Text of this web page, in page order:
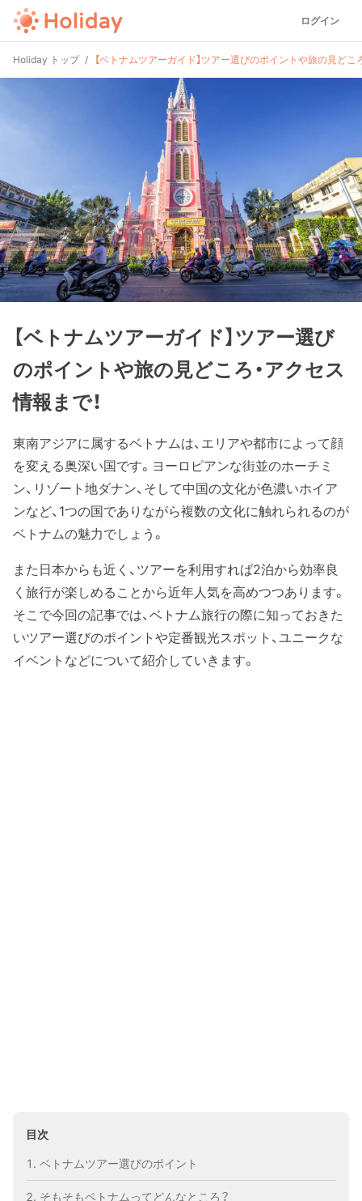
ログイン
Holiday トップ 【ベトナムツアーガイド】ツアー選びのポイントや旅の見どこ
【ベトナムツアーガイド】ツアー選び
のポイントや旅の見どころ・アクセス
情報まで！
東南アジアに属するベトナムは、エリアや都市によって顔
を変える奥深い国です。ヨーロピアンな街並のホーチミ
ン、リゾート地ダナン、そして中国の文化が色濃いホイア
ンなど、1つの国でありながら複数の文化に触れられるのが
ベトナムの魅力でしょう。
また日本からも近く、ツアーを利用すれば2泊から効率良
く旅行が楽しめることから近年人気を高めつつあります。
そこで今回の記事では、ベトナム旅行の際に知っておきた
いツアー選びのポイントや定番観光スポット、ユニークな
イベントなどについて紹介していきます。
目次
ベトナムツアー選びのポイント
そもそもベトナムってどんなところ？